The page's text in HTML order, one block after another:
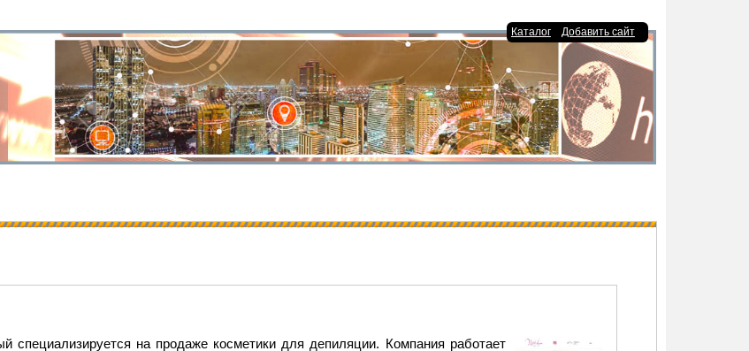
Каталог| Добавить сайт
специализируется на продаже косметики для депиляции. Компания работает